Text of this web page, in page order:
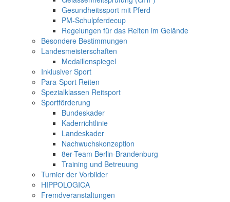
Gesundheitssport mit Pferd
PM-Schulpferdecup
Regelungen für das Reiten im Gelände
Besondere Bestimmungen
Landesmeisterschaften
Medaillenspiegel
Inklusiver Sport
Para-Sport Reiten
Spezialklassen Reitsport
Sportförderung
Bundeskader
Kaderrichtlinie
Landeskader
Nachwuchskonzeption
8er-Team Berlin-Brandenburg
Training und Betreuung
Turnier der Vorbilder
HIPPOLOGICA
Fremdveranstaltungen